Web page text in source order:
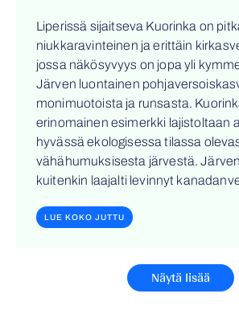
Liperissä sijaitseva Kuorinka on
niukkaravinteinen ja erittäin
jossa näkösyvyys on jopa yli
Järven luontainen
monimuotoista ja runsasta.
erinomainen esimerkki lajistoltaan
hyvässä ekologisessa tilassa
vähähumuksisesta järvestä.
kuitenkin laajalti levinnyt
LUE KOKO JUTTU
Näytä lisää